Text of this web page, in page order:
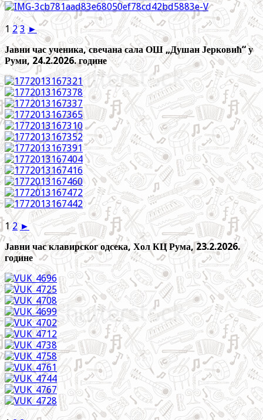
1 2 3 ►
Јавни час ученика, свечана сала ОШ „Душан Јерковић“ у
Руми, 24.2.2026. године
1 2 ►
Јавни час клавирског одсека, Хол КЦ Рума, 23.2.2026.
године